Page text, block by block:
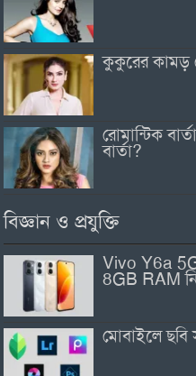
কুকুরের কামড়
রোমান্টিক
বার্তা?
বিজ্ঞান ও প্রযুক্তি
Vivo Y6a 5G
8GB RAM
মোবাইলে ছবি